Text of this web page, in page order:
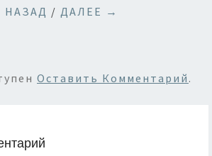
НАЗАД / ДАЛЕЕ →
Оставить Комментарий .